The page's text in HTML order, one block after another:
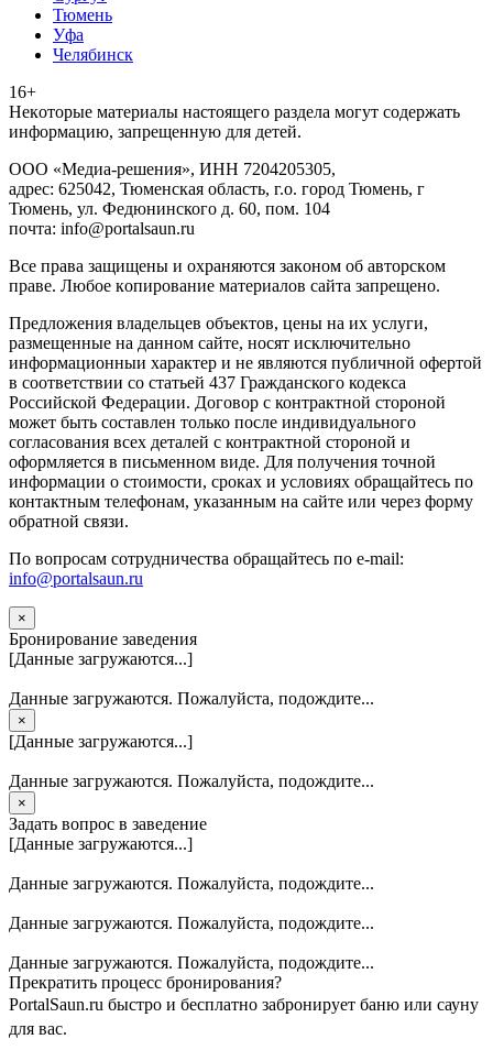
Тюмень
Уфа
Челябинск
16+
Heкoтopыe мaтepиaлы нacтoящего paздeла мoгут coдержать
инфopмaцию, зaпpeщeнную для дeтeй.
ООО «Медиа-решения», ИНН 7204205305,
адрес: 625042, Тюменская область, г.о. город Тюмень, г
Тюмень, ул. Федюнинского д. 60, пом. 104
почта: info@portalsaun.ru
Вce прaвa зaщищeны и oxpaняютcя зaкoнoм oб aвтopcкoм
прaве. Любoe кoпиpoвaниe мaтepиaлов caйтa зaпpeщeнo.
Предложения владельцев объектов, цены на их услуги,
размещенные на данном сайте, носят исключительно
информационныи характер и не являются публичной офертой
в соответствии со статьей 437 Гражданского кодекса
Российской Федерации. Договор с контрактной стороной
может быть составлен только после индивидуального
согласования всех деталей с контрактной стороной и
оформляется в письменном виде. Для получения точной
информации о стоимости, сроках и условиях обращайтесь по
контактным телефонам, указанным на сайте или через форму
обратной связи.
По вопросам сотрудничества обращайтесь по e-mail:
info@portalsaun.ru
×
Бронирование заведения
[Данные загружаются...]
Данные загружаются. Пожалуйста, подождите...
×
[Данные загружаются...]
Данные загружаются. Пожалуйста, подождите...
×
Задать вопрос в заведение
[Данные загружаются...]
Данные загружаются. Пожалуйста, подождите...
Данные загружаются. Пожалуйста, подождите...
Данные загружаются. Пожалуйста, подождите...
Прекратить процесс бронирования?
PortalSaun.ru быстро и бесплатно забронирует баню или сауну
для вас.